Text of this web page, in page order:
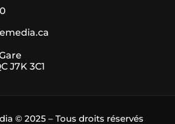
J7K 3C1
© 2025 – Tous droits réservés